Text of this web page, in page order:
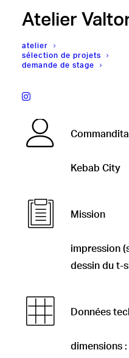
Atelier
atelier
sélection de projets
demande de stage
Kebab City,
Kebab City
Mission
impression
dessin du t-
Données
dimensions :